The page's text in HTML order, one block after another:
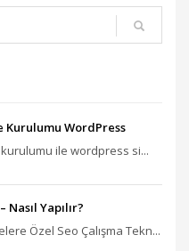
Kurulumu WordPress
kurulumu ile wordpress si...
Yapılır?
Özel Seo Çalışma Tekn...